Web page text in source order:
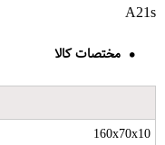
A21s
مختصات کالا
160x70x10